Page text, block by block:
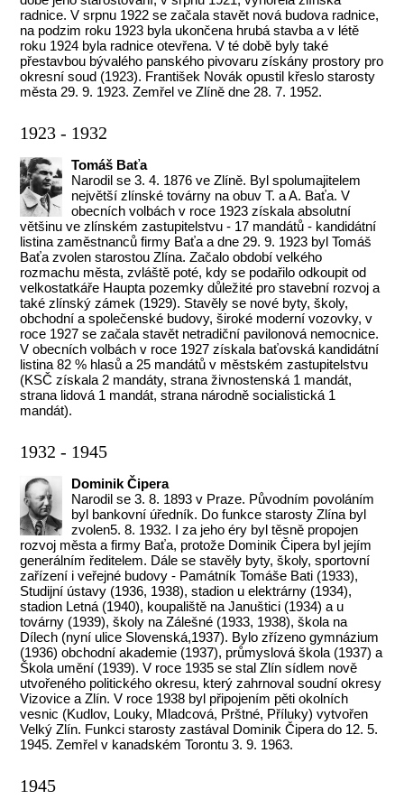
radnice. V srpnu 1922 se začala stavět nová budova radnice,
na podzim roku 1923 byla ukončena hrubá stavba a v létě
roku 1924 byla radnice otevřena. V té době byly také
přestavbou bývalého panského pivovaru získány prostory pro
okresní soud (1923). František Novák opustil křeslo starosty
města 29. 9. 1923. Zemřel ve Zlíně dne 28. 7. 1952.
1923 - 1932
Tomáš Baťa
Narodil se 3. 4. 1876 ve Zlíně. Byl spolumajitelem
největší zlínské továrny na obuv T. a A. Baťa. V
obecních volbách v roce 1923 získala absolutní
většinu ve zlínském zastupitelstvu - 17 mandátů - kandidátní
listina zaměstnanců firmy Baťa a dne 29. 9. 1923 byl Tomáš
Baťa zvolen starostou Zlína. Začalo období velkého
rozmachu města, zvláště poté, kdy se podařilo odkoupit od
velkostatkáře Haupta pozemky důležité pro stavební rozvoj a
také zlínský zámek (1929). Stavěly se nové byty, školy,
obchodní a společenské budovy, široké moderní vozovky, v
roce 1927 se začala stavět netradiční pavilonová nemocnice.
V obecních volbách v roce 1927 získala baťovská kandidátní
listina 82 % hlasů a 25 mandátů v městském zastupitelstvu
(KSČ získala 2 mandáty, strana živnostenská 1 mandát,
strana lidová 1 mandát, strana národně socialistická 1
mandát).
1932 - 1945
Dominik Čipera
Narodil se 3. 8. 1893 v Praze. Původním povoláním
byl bankovní úředník. Do funkce starosty Zlína byl
zvolen5. 8. 1932. I za jeho éry byl těsně propojen
rozvoj města a firmy Baťa, protože Dominik Čipera byl jejím
generálním ředitelem. Dále se stavěly byty, školy, sportovní
zařízení i veřejné budovy - Památník Tomáše Bati (1933),
Studijní ústavy (1936, 1938), stadion u elektrárny (1934),
stadion Letná (1940), koupaliště na Januštici (1934) a u
továrny (1939), školy na Zálešné (1933, 1938), škola na
Dílech (nyní ulice Slovenská,1937). Bylo zřízeno gymnázium
(1936) obchodní akademie (1937), průmyslová škola (1937) a
Škola umění (1939). V roce 1935 se stal Zlín sídlem nově
utvořeného politického okresu, který zahrnoval soudní okresy
Vizovice a Zlín. V roce 1938 byl připojením pěti okolních
vesnic (Kudlov, Louky, Mladcová, Prštné, Příluky) vytvořen
Velký Zlín. Funkci starosty zastával Dominik Čipera do 12. 5.
1945. Zemřel v kanadském Torontu 3. 9. 1963.
1945